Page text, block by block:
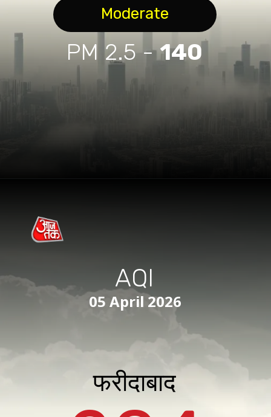
PM 2.5 -140
Moderate
AQI
05 April 2026
फरीदाबाद